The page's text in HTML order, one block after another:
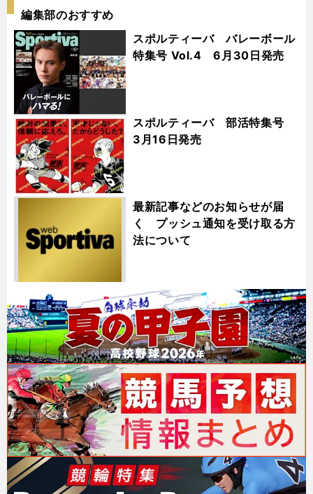
編集部のおすすめ
スポルティーバ バレーボール
特集号 Vol.4 6月30日発売
スポルティーバ 部活特集号
3月16日発売
最新記事などのお知らせが届
く プッシュ通知を受け取る方
法について